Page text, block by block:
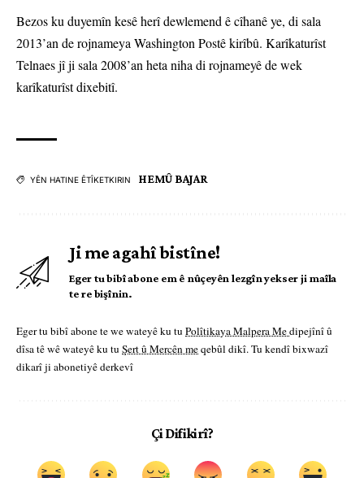
Bezos ku duyemîn kesê herî dewlemend ê cîhanê ye, di sala
2013’an de rojnameya Washington Postê kirîbû. Karîkaturîst
Telnaes jî ji sala 2008’an heta niha di rojnameyê de wek
karîkaturîst dixebitî.
YÊN HATINE ÊTÎKETKIRIN HEMÛ BAJAR
Ji me agahî bistîne!
Eger tu bibî abone em ê nûçeyên lezgîn yekser ji maîla
te re bişînin.
Eger tu bibî abone te we wateyê ku tu Polîtikaya Malpera Medipejînî û
dîsa tê wê wateyê ku tu Şert û Mercên meqebûl dikî. Tu kendî bixwazî
dikarî ji abonetiyê derkevî
Çi Difikirî?